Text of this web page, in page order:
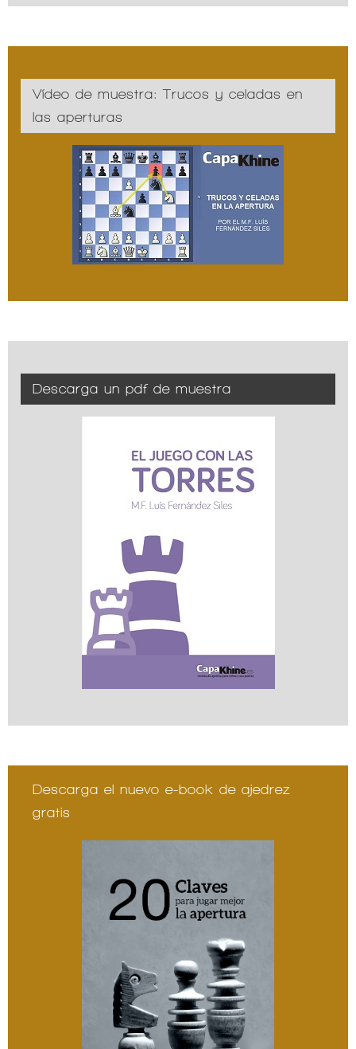
Vídeo de muestra: Trucos y celadas en
las aperturas
Descarga un pdf de muestra
Descarga el nuevo e-book de ajedrez
gratis